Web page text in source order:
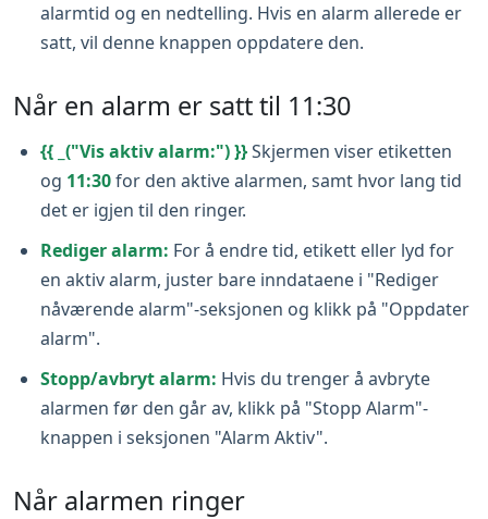
alarmtid og en nedtelling. Hvis en alarm allerede er
satt, vil denne knappen oppdatere den.
Når en alarm er satt til 11:30
{{ _("Vis aktiv alarm:") }}Skjermen viser etiketten
og 11:30for den aktive alarmen, samt hvor lang tid
det er igjen til den ringer.
Rediger alarm: For å endre tid, etikett eller lyd for
en aktiv alarm, juster bare inndataene i "Rediger
nåværende alarm"-seksjonen og klikk på "Oppdater
alarm".
Stopp/avbryt alarm: Hvis du trenger å avbryte
alarmen før den går av, klikk på "Stopp Alarm"-
knappen i seksjonen "Alarm Aktiv".
Når alarmen ringer